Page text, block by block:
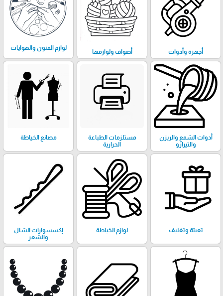
أجهزة وأدوات أصواف ولوازمها
لوازم الفنون والهوايات
أدوات الشمع والريزن
والتيرازو
مستلزمات الطباعة
الحرارية
مصانع الخياطة
تعبئة وتغليف لوازم الخياطة
إكسسوارات الشال
والشعر